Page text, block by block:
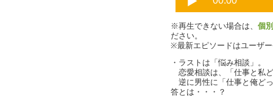
※再生できない場合は、 個
ださい。
※最新エピソードはユーザ
・ラストは「悩み相談」。
恋愛相談は、「仕事と私
逆に男性に「仕事と俺ど
答とは・・・？